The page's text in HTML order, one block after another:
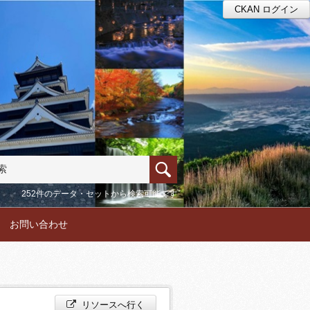
CKAN ログイン
252件のデータ・セットから検索可能です
お問い合わせ
リソースへ行く